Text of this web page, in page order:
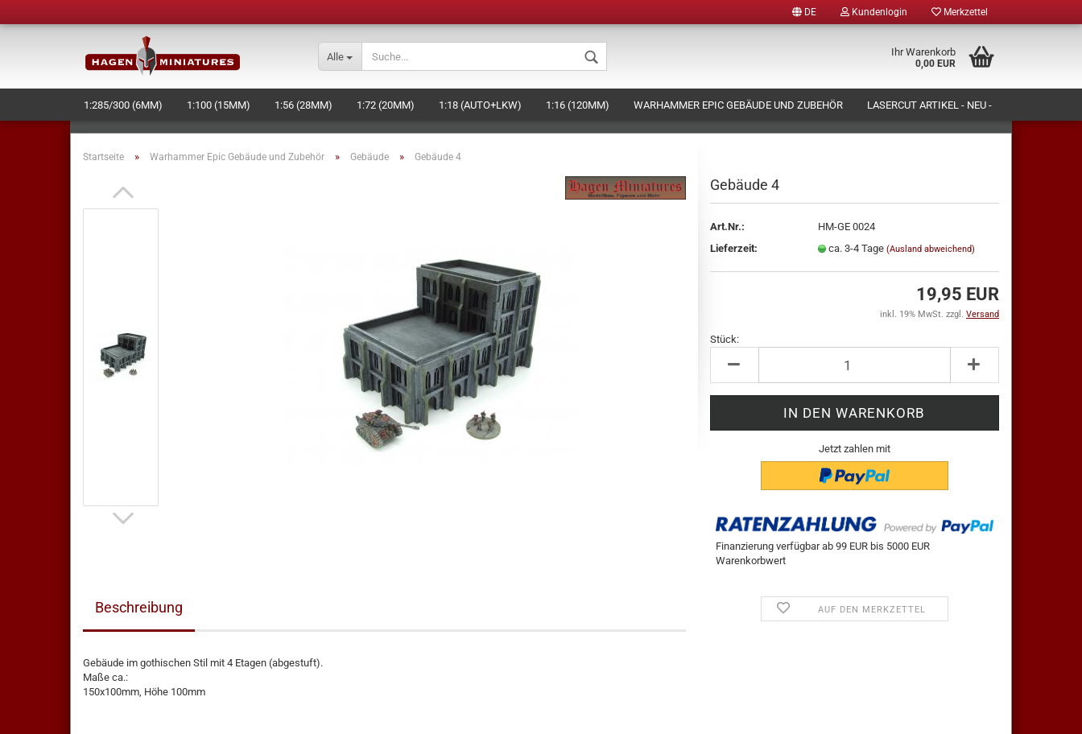
DE
Währung auswählen
Kundenlogin
Konto erstellen
Merkzettel
Alle Ihr Warenkorb
0,00 EUR
1:285/300 (6MM) 1:100 (15MM) 1:56 (28MM) 1:72 (20MM) 1:18 (AUTO+LKW) 1:16 (120MM) WARHAMMER EPIC GEBÄUDE UND ZUBEHÖR LASERCUT ARTIKEL - NEU -
SCHIFFE/RAUMSCHIFFE BASES WERKZEUG + ZUBEHÖR DAS HAGEN-MINIATURES KONZEPT (EIGENE FIGUREN HERSTELLEN LASSEN) FORMENBAU UND PRODUKTION
Startseite » Warhammer Epic Gebäude und Zubehör » Gebäude » Gebäude 4
Gebäude 4
Art.Nr.:
HM-GE 0024
Lieferzeit:
ca. 3-4 Tage(Ausland abweichend)
19,95 EUR
inkl. 19% MwSt. zzgl. Versand
Stück:
Stück
Jetzt zahlen mit
Finanzierung verfügbar ab 99 EUR bis 5000 EUR
Warenkorbwert
AUF DEN MERKZETTEL
Beschreibung
Gebäude im gothischen Stil mit 4 Etagen (abgestuft).
Maße ca.:
150x100mm, Höhe 100mm